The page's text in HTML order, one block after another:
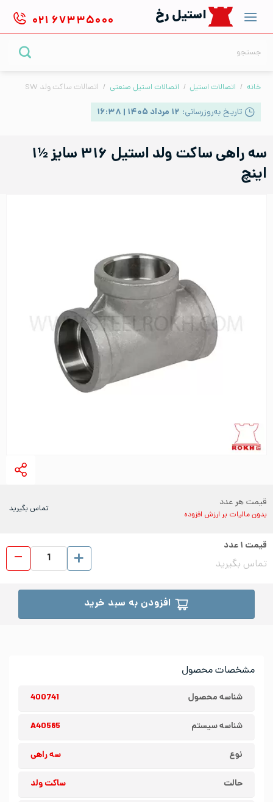
content
استیل رخ ۰۲۱ ۶۷۳۳۵۰۰۰
خانه / اتصالات استیل / اتصالات استیل صنعتی / اتصالات ساکت ولد SW
تاریخ به‌روزرسانی: ۱۲ مرداد ۱۴۰۵ | ۱۶:۳۸
مشخصات محصول
شناسه محصول 400741
شناسه سیستم A40585
نوع سه راهی
حالت ساکت ولد
سه راهی ساکت ولد استیل ۳۱۶ سایز ½۱
اینچ
قیمت هر عدد
بدون مالیات بر ارزش افزوده
تماس بگیرید
قیمت ۱عدد
تماس بگیرید
سه
افزودن به سبد خرید